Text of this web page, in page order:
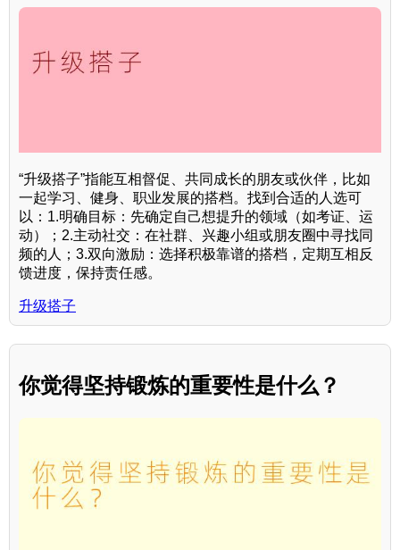
“升级搭子”指能互相督促、共同成长的朋友或伙伴，比如
一起学习、健身、职业发展的搭档。找到合适的人选可
以：1.明确目标：先确定自己想提升的领域（如考证、运
动）；2.主动社交：在社群、兴趣小组或朋友圈中寻找同
频的人；3.双向激励：选择积极靠谱的搭档，定期互相反
馈进度，保持责任感。
升级搭子
你觉得坚持锻炼的重要性是什么？